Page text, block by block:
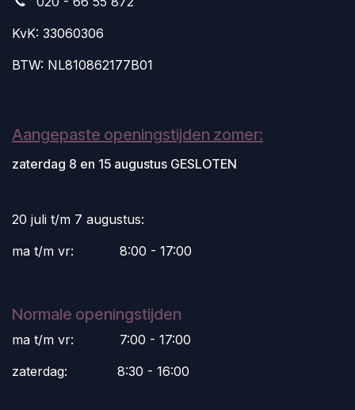
KvK: 33060306
BTW: NL810862177B01
Aangepaste openingstijden zomer:
zaterdag 8 en 15 augustus GESLOTEN
20 juli t/m 7 augustus:
ma t/m vr:
​8:00 - 17:00
Normale openingstijden
ma t/m vr:
​7:00 - 17:00
zaterdag:
​8:30 - 16:00